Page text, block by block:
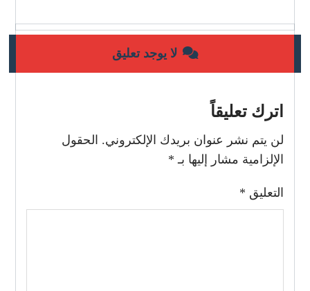
لا يوجد تعليق
اترك تعليقاً
لن يتم نشر عنوان بريدك الإلكتروني. الحقول
الإلزامية مشار إليها بـ *
التعليق *